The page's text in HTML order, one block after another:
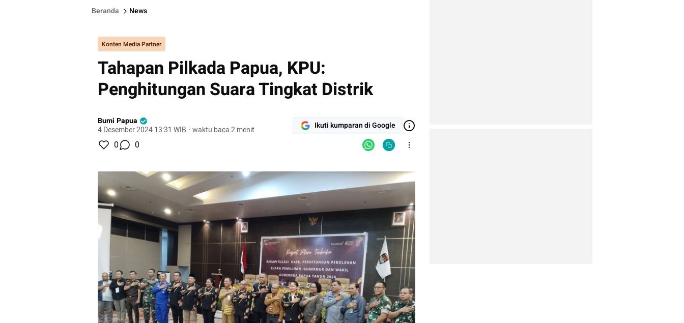
Beranda News
Konten Media Partner
Tahapan Pilkada Papua, KPU:
Penghitungan Suara Tingkat Distrik
Bumi Papua
4 Desember 2024 13:31 WIB · waktu baca 2 menit Ikuti kumparan di Google
0 0